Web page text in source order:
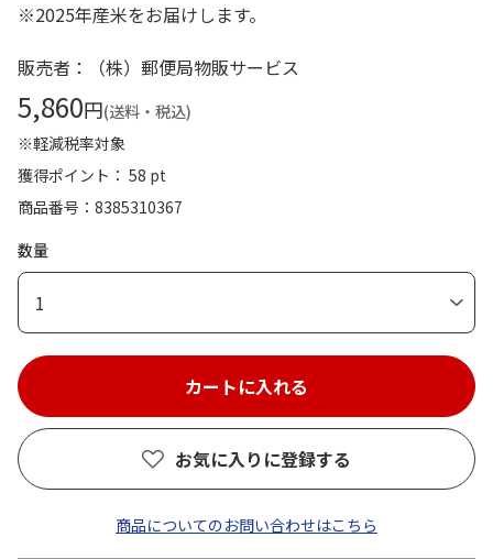
※2025年産米をお届けします。
販売者：（株）郵便局物販サービス
5,860円(送料・税込)
※軽減税率対象
獲得ポイント： 58 pt
商品番号
8385310367
数量
1
お気に入りに登録する
商品についてのお問い合わせはこちら